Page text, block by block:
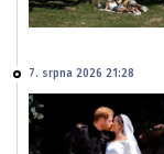
7. srpna 2026 21:28